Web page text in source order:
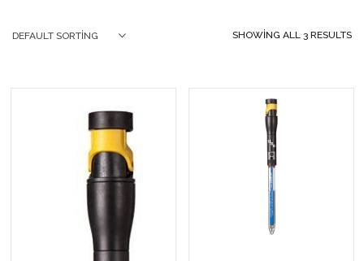
SHOWING ALL 3 RESULTS
DEFAULT SORTING